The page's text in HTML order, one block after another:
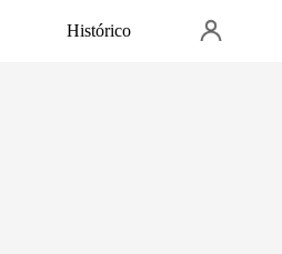
Histórico